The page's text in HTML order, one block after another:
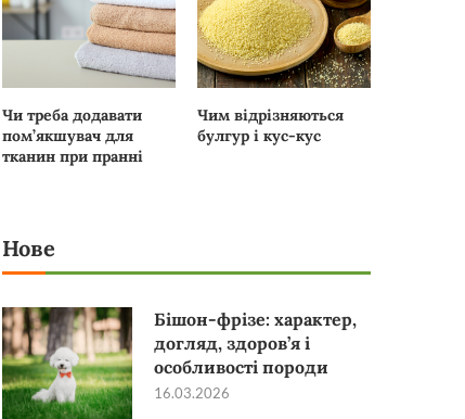
Чи треба додавати
пом’якшувач для
тканин при пранні
Чим відрізняються
булгур і кус-кус
Нове
Бішон-фрізе: характер,
догляд, здоров’я і
особливості породи
16.03.2026